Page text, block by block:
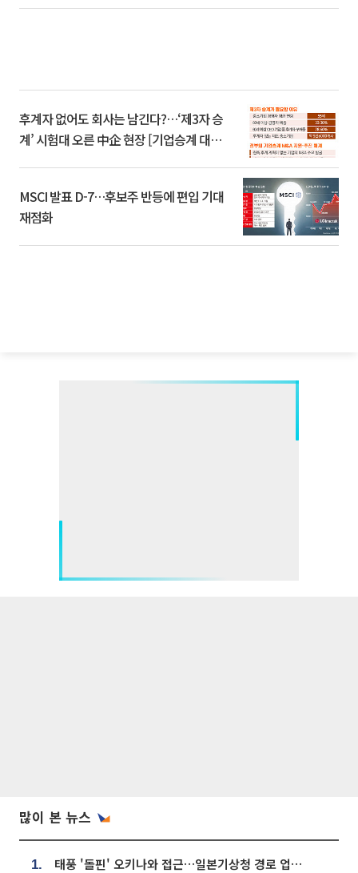
후계자 없어도 회사는 남긴다?…‘제3자 승
계’ 시험대 오른 中企 현장 [기업승계 대전
MSCI 발표 D-7…후보주 반등에 편입 기대
재점화
많이 본 뉴스
1. 태풍 '돌핀' 오키나와 접근…일본기상청 경로 업데이트